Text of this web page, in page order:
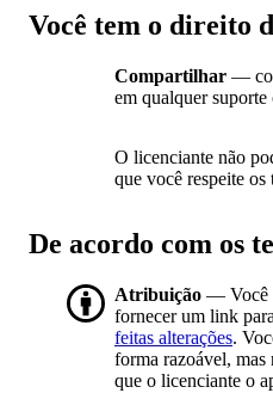
Você tem o direito
Compartilhar —
em qualquer
O licenciante não
que você respeite os
De acordo com os
Atribuição — Você
fornecer um link
feitas alterações.
forma razoável, mas
que o licenciante o